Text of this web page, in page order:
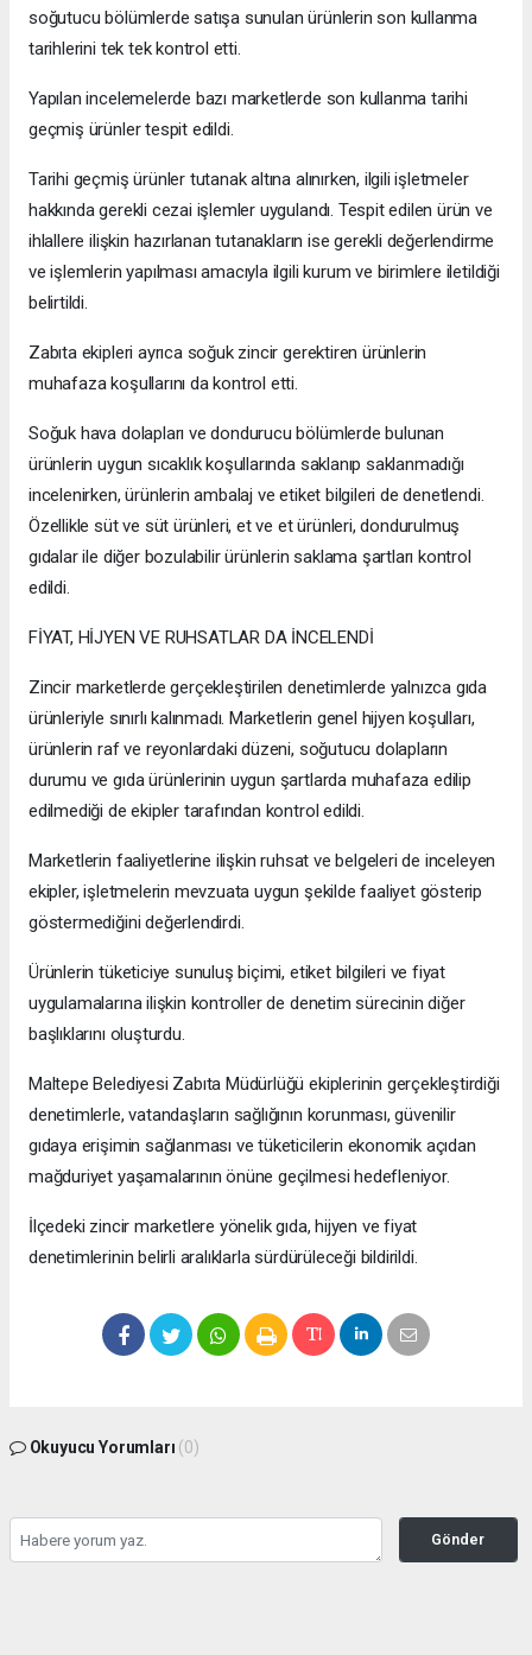
soğutucu bölümlerde satışa sunulan ürünlerin son kullanma
tarihlerini tek tek kontrol etti.
Yapılan incelemelerde bazı marketlerde son kullanma tarihi
geçmiş ürünler tespit edildi.
Tarihi geçmiş ürünler tutanak altına alınırken, ilgili işletmeler
hakkında gerekli cezai işlemler uygulandı. Tespit edilen ürün ve
ihlallere ilişkin hazırlanan tutanakların ise gerekli değerlendirme
ve işlemlerin yapılması amacıyla ilgili kurum ve birimlere iletildiği
belirtildi.
Zabıta ekipleri ayrıca soğuk zincir gerektiren ürünlerin
muhafaza koşullarını da kontrol etti.
Soğuk hava dolapları ve dondurucu bölümlerde bulunan
ürünlerin uygun sıcaklık koşullarında saklanıp saklanmadığı
incelenirken, ürünlerin ambalaj ve etiket bilgileri de denetlendi.
Özellikle süt ve süt ürünleri, et ve et ürünleri, dondurulmuş
gıdalar ile diğer bozulabilir ürünlerin saklama şartları kontrol
edildi.
FİYAT, HİJYEN VE RUHSATLAR DA İNCELENDİ
Zincir marketlerde gerçekleştirilen denetimlerde yalnızca gıda
ürünleriyle sınırlı kalınmadı. Marketlerin genel hijyen koşulları,
ürünlerin raf ve reyonlardaki düzeni, soğutucu dolapların
durumu ve gıda ürünlerinin uygun şartlarda muhafaza edilip
edilmediği de ekipler tarafından kontrol edildi.
Marketlerin faaliyetlerine ilişkin ruhsat ve belgeleri de inceleyen
ekipler, işletmelerin mevzuata uygun şekilde faaliyet gösterip
göstermediğini değerlendirdi.
Ürünlerin tüketiciye sunuluş biçimi, etiket bilgileri ve fiyat
uygulamalarına ilişkin kontroller de denetim sürecinin diğer
başlıklarını oluşturdu.
Maltepe Belediyesi Zabıta Müdürlüğü ekiplerinin gerçekleştirdiği
denetimlerle, vatandaşların sağlığının korunması, güvenilir
gıdaya erişimin sağlanması ve tüketicilerin ekonomik açıdan
mağduriyet yaşamalarının önüne geçilmesi hedefleniyor.
İlçedeki zincir marketlere yönelik gıda, hijyen ve fiyat
denetimlerinin belirli aralıklarla sürdürüleceği bildirildi.
Okuyucu Yorumları (0)
Gönder